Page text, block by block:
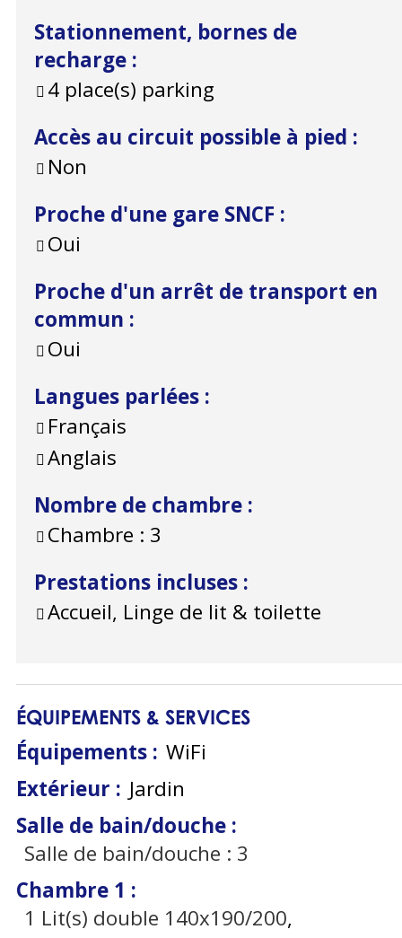
Stationnement, bornes de
recharge :
4 place(s) parking
Accès au circuit possible à pied :
Non
Proche d'une gare SNCF :
Oui
Proche d'un arrêt de transport en
commun :
Oui
Langues parlées :
Français
Anglais
Nombre de chambre :
Chambre : 3
Prestations incluses :
Accueil, Linge de lit & toilette
ÉQUIPEMENTS & SERVICES
Équipements : WiFi
Extérieur : Jardin
Salle de bain/douche :
Salle de bain/douche : 3
Chambre 1 :
1 Lit(s) double 140x190/200